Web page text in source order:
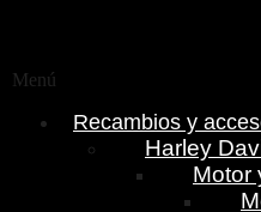
Menú
Recambios y
Harley
Motor